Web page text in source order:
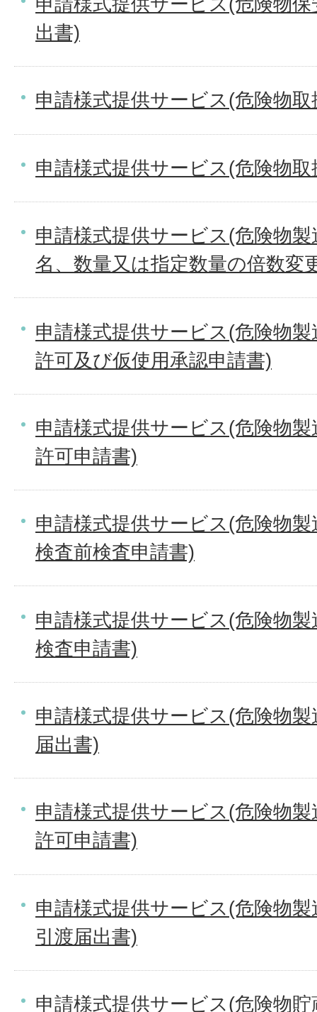
出書)
申請様式提供サービス(危険物
申請様式提供サービス(危険物
申請様式提供サービス(危険物
名、数量又は指定数量の倍数変
申請様式提供サービス(危険物
許可及び仮使用承認申請書)
申請様式提供サービス(危険物
許可申請書)
申請様式提供サービス(危険物
検査前検査申請書)
申請様式提供サービス(危険物
検査申請書)
申請様式提供サービス(危険物
届出書)
申請様式提供サービス(危険物
許可申請書)
申請様式提供サービス(危険物
引渡届出書)
申請様式提供サービス(危険物